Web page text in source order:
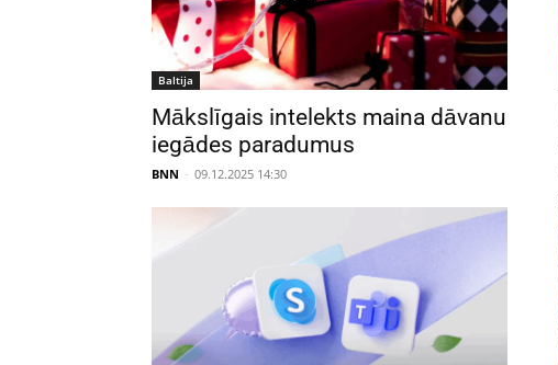
Baltija
Mākslīgais intelekts maina dāvanu
iegādes paradumus
BNN - 09.12.2025 14:30